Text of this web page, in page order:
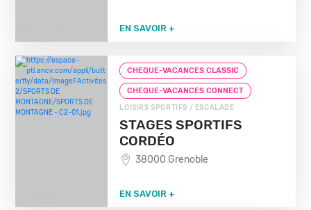
EN SAVOIR +
CHEQUE-VACANCES CLASSIC
CHEQUE-VACANCES CONNECT
LOISIRS SPORTIFS / ESCALADE
STAGES SPORTIFS
CORDÉO
38000 Grenoble
EN SAVOIR +